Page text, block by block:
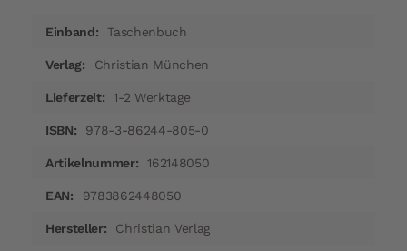
Informationen Taschenbuch
Christian München
1-2 Werktage
978-3-86244-805-0
162148050
9783862448050
Christian Verlag